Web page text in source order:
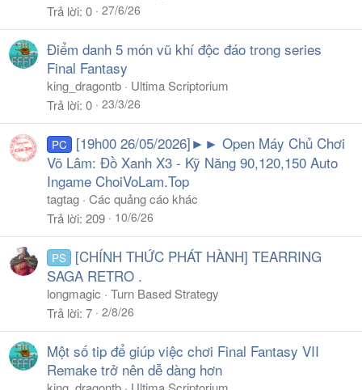
Trả lời 0 27/6/26
Điểm danh 5 món vũ khí độc đáo trong series
Final Fantasy
king_dragontb
Ultima Scriptorium
Trả lời 0 23/3/26
PC
[19h00 26/05/2026]►► Open Máy Chủ Chơi
Võ Lâm: Đồ Xanh X3 - Kỹ Năng 90,120,150 Auto
Ingame ChoiVoLam.Top
tagtag Các quảng cáo khác
Trả lời 209 10/6/26
PS
[CHÍNH THỨC PHÁT HÀNH] TEARRING
SAGA RETRO .
longmagic
Turn Based Strategy
Trả lời 7 2/8/26
Một số tip để giúp việc chơi Final Fantasy VII
Remake trở nên dễ dàng hơn